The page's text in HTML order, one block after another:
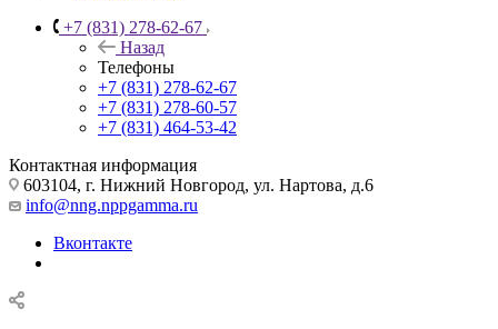
+7 (831) 278-62-67
Назад
Телефоны
+7 (831) 278-62-67
+7 (831) 278-60-57
+7 (831) 464-53-42
Контактная информация
603104, г. Нижний Новгород, ул. Нартова, д.6
info@nng.nppgamma.ru
Вконтакте